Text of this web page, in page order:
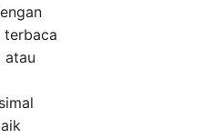
terbaca
atau